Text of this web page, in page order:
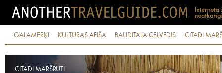
GALAMĒRĶI KULTŪRAS AFIŠA BAUDĪTĀJA CEĻVEDIS CITĀDI
CITĀDI MARŠRUTI